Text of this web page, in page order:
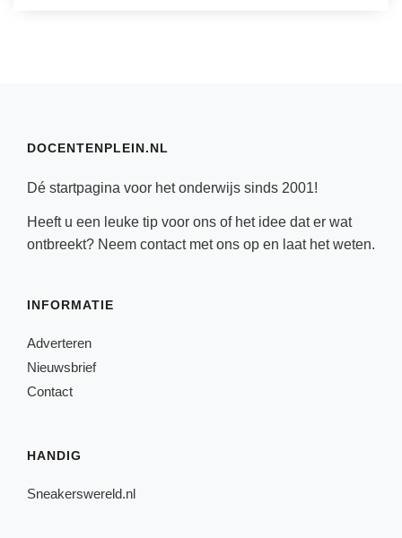
DOCENTENPLEIN.NL
Dé startpagina voor het onderwijs sinds 2001!
Heeft u een leuke tip voor ons of het idee dat er wat
ontbreekt? Neem contactmet ons op en laat het weten.
INFORMATIE
Adverteren
Nieuwsbrief
Contact
HANDIG
Sneakerswereld.nl